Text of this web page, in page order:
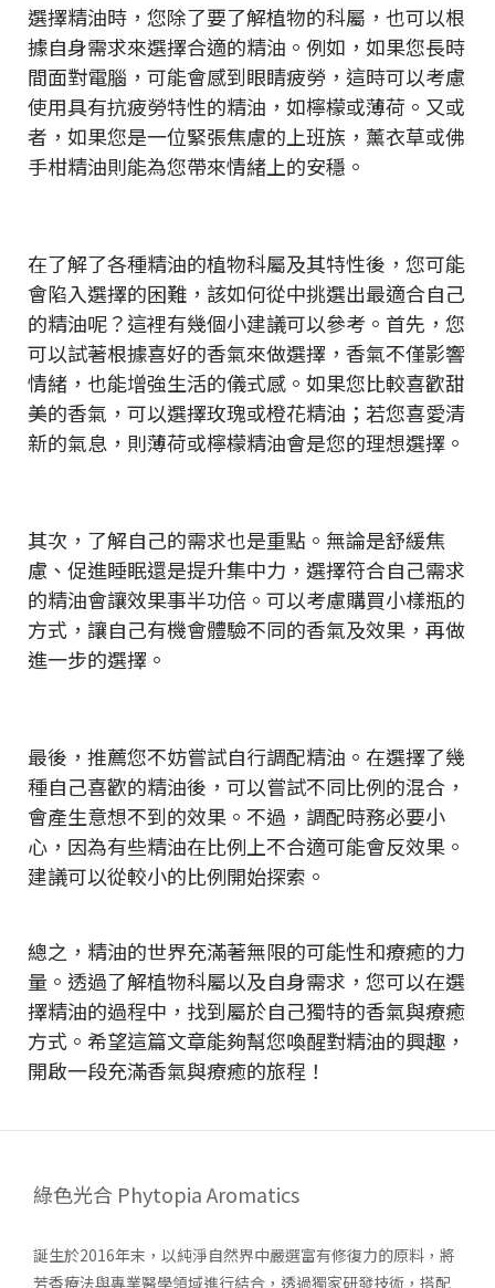
選擇精油時，您除了要了解植物的科屬，也可以根
據自身需求來選擇合適的精油。例如，如果您長時
間面對電腦，可能會感到眼睛疲勞，這時可以考慮
使用具有抗疲勞特性的精油，如檸檬或薄荷。又或
者，如果您是一位緊張焦慮的上班族，薰衣草或佛
手柑精油則能為您帶來情緒上的安穩。
在了解了各種精油的植物科屬及其特性後，您可能
會陷入選擇的困難，該如何從中挑選出最適合自己
的精油呢？這裡有幾個小建議可以參考。首先，您
可以試著根據喜好的香氣來做選擇，香氣不僅影響
情緒，也能增強生活的儀式感。如果您比較喜歡甜
美的香氣，可以選擇玫瑰或橙花精油；若您喜愛清
新的氣息，則薄荷或檸檬精油會是您的理想選擇。
其次，了解自己的需求也是重點。無論是舒緩焦
慮、促進睡眠還是提升集中力，選擇符合自己需求
的精油會讓效果事半功倍。可以考慮購買小樣瓶的
方式，讓自己有機會體驗不同的香氣及效果，再做
進一步的選擇。
最後，推薦您不妨嘗試自行調配精油。在選擇了幾
種自己喜歡的精油後，可以嘗試不同比例的混合，
會產生意想不到的效果。不過，調配時務必要小
心，因為有些精油在比例上不合適可能會反效果。
建議可以從較小的比例開始探索。
總之，精油的世界充滿著無限的可能性和療癒的力
量。透過了解植物科屬以及自身需求，您可以在選
擇精油的過程中，找到屬於自己獨特的香氣與療癒
方式。希望這篇文章能夠幫您喚醒對精油的興趣，
開啟一段充滿香氣與療癒的旅程！
綠色光合 Phytopia Aromatics
誕生於2016年末，以純淨自然界中嚴選富有修復力的原料，將
芳香療法與專業醫學領域進行結合，透過獨家研發技術，搭配